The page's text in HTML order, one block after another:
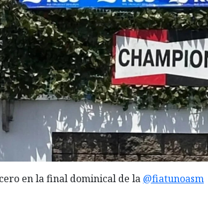
en la final dominical de la @fiatunoasm